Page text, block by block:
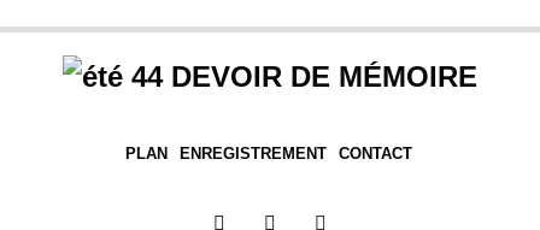
DEVOIR DE MÉMOIRE
PLAN ENREGISTREMENT CONTACT